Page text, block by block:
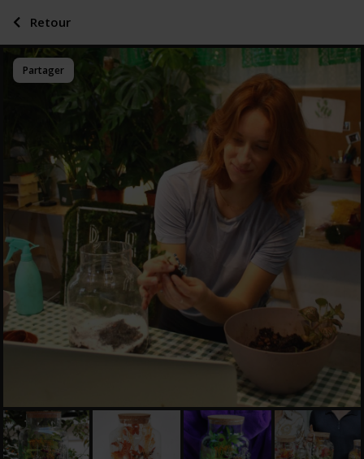
Partager
Retour